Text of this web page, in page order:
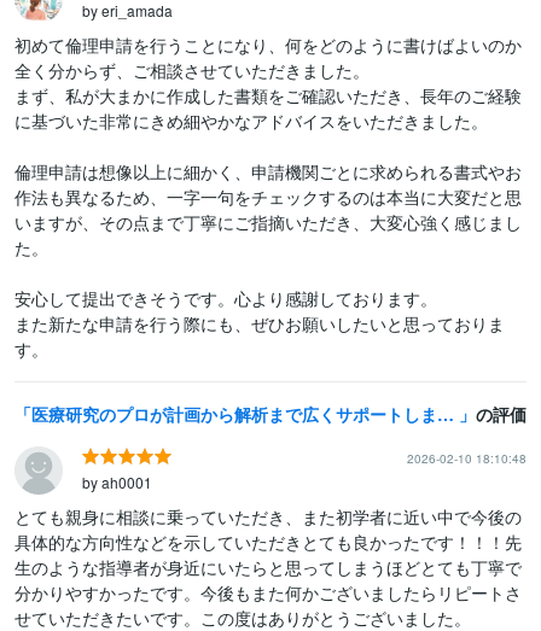
by eri_amada
初めて倫理申請を行うことになり、何をどのように書けばよいのか
全く分からず、ご相談させていただきました。
まず、私が大まかに作成した書類をご確認いただき、長年のご経験
に基づいた非常にきめ細やかなアドバイスをいただきました。
倫理申請は想像以上に細かく、申請機関ごとに求められる書式やお
作法も異なるため、一字一句をチェックするのは本当に大変だと思
いますが、その点まで丁寧にご指摘いただき、大変心強く感じまし
た。
安心して提出できそうです。心より感謝しております。
また新たな申請を行う際にも、ぜひお願いしたいと思っておりま
す。
医療研究のプロが計画から解析まで広くサポートします 医療現場で働く皆さまの研究を、豊富な経験と知識で支援します。 の評価
2026-02-10 18:10:48
by ah0001
とても親身に相談に乗っていただき、また初学者に近い中で今後の
具体的な方向性などを示していただきとても良かったです！！！先
生のような指導者が身近にいたらと思ってしまうほどとても丁寧で
分かりやすかったです。今後もまた何かございましたらリピートさ
せていただきたいです。この度はありがとうございました。